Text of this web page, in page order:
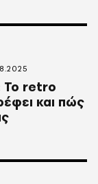
Το retro
και πώς